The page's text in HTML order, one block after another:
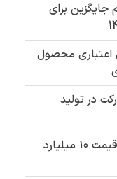
برای
اعتباری محصول
در تولید
🔴 و سرانجام هاوال H9 با قیمت ۱۰ میلیارد